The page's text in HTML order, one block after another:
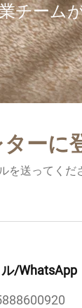
チーム
ーに
を送ってく
/WhatsApp